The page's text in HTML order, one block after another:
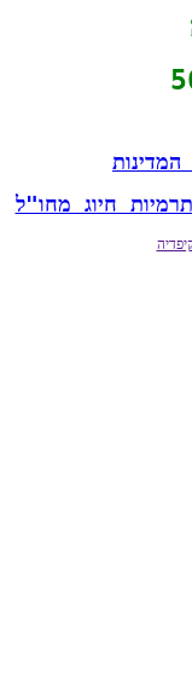
חיוג מחו"ל